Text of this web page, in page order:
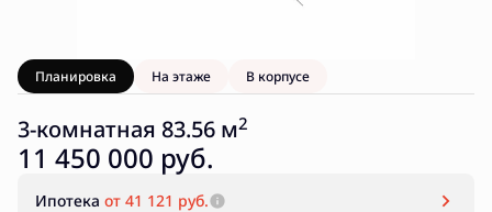
Планировка На этаже В корпусе
3-комнатная 83.56 м2
11 450 000 руб.
Ипотека от 41 121 руб.